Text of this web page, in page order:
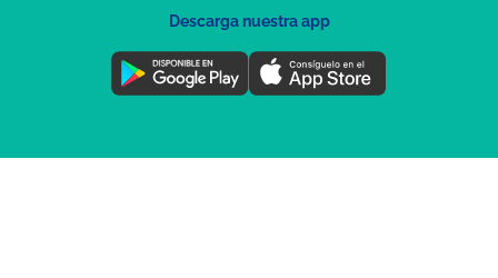
Descarga nuestra app